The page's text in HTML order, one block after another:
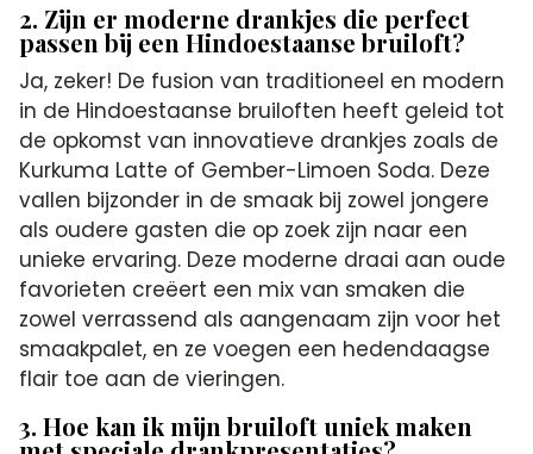
2. Zijn er moderne drankjes die perfect
passen bij een Hindoestaanse bruiloft?
Ja, zeker! De fusion van traditioneel en modern
in de Hindoestaanse bruiloften heeft geleid tot
de opkomst van innovatieve drankjes zoals de
Kurkuma Latte of Gember-Limoen Soda. Deze
vallen bijzonder in de smaak bij zowel jongere
als oudere gasten die op zoek zijn naar een
unieke ervaring. Deze moderne draai aan oude
favorieten creëert een mix van smaken die
zowel verrassend als aangenaam zijn voor het
smaakpalet, en ze voegen een hedendaagse
flair toe aan de vieringen.
3. Hoe kan ik mijn bruiloft uniek maken